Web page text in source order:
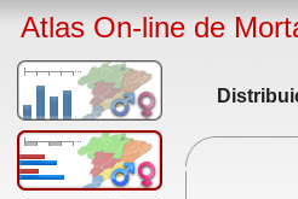
Atlas On-line de